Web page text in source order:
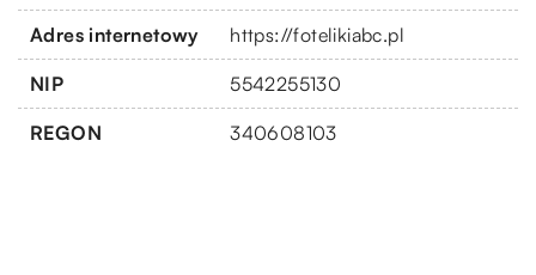
Adres internetowy https://fotelikiabc.pl
NIP 5542255130
REGON 340608103